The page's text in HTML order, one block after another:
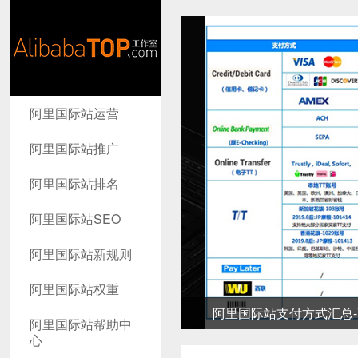
AlibabaTop
工作室
阿里国际站运营
阿里国际站推广
阿里国际站排名
阿里国际站SEO
阿里国际站新规则
阿里国际站权重
阿里国际站帮助中
心
阿里国际站支付方式汇总-高